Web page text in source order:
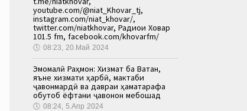
youtube.com/@niat_Khovar_tj,
instagram.com/niat_khovar/,
twitter.com/niatkhovar, Радиои Ховар
101.5 fm, facebook.com/khovarfm/
🕔 08:23, 20.Май 2024
Эмомалӣ Раҳмон: Хизмат ба Ватан,
яъне хизмати ҳарбӣ, мактаби
ҷавонмардӣ ва давраи ҳаматарафа
обутоб ёфтани ҷавонон мебошад
🕔 08:24, 5.Апр 2024